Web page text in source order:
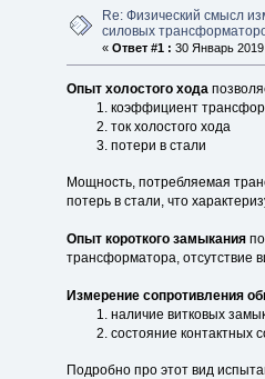
Re: Физический смысл
силовых
« Ответ #1 : 30 Январь
Опыт холостого хода
коэффициент
ток холостого хода
потери в стали
Мощность, потребляемая
потерь в стали, что
Опыт короткого замыкания
трансформатора, отсутствие
Измерение сопротивления
наличие витковых
состояние контактных
Подробно про этот вид